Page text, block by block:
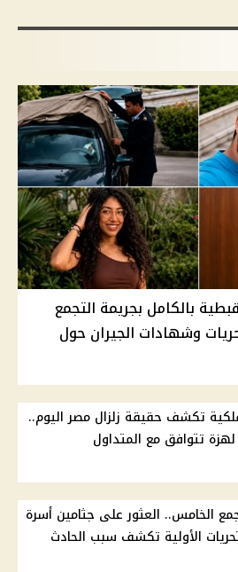
بالكامل بجريمة التجمع
وشهادات الجيران حول
تكشف حقيقة زلزال مصر اليوم..
تتوافق مع المتداول
الخامس.. العثور على جثامين أسرة
الأولية تكشف سبب الحادث